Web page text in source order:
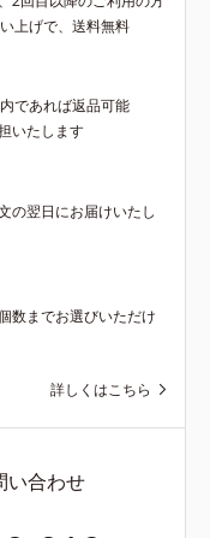
上げで、送料無料
であれば返品可能
いたします
の翌日にお届けいたし
数までお選びいただけ
詳しくはこちら
い合わせ